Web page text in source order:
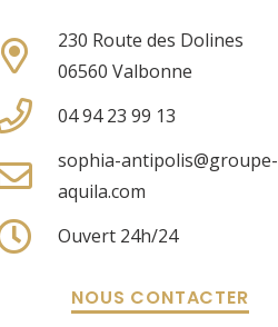
230 Route des Dolines
06560 Valbonne
04 94 23 99 13
sophia-antipolis@groupe-
aquila.com
Ouvert 24h/24
NOUS CONTACTER